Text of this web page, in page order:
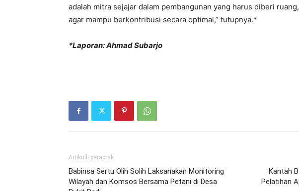
adalah mitra sejajar dalam pembangunan yang harus diberi
agar mampu berkontribusi secara optimal,” tutupnya.*
*Laporan: Ahmad Subarjo
Artikulli paraprak
Babinsa Sertu Olih Solih Laksanakan Monitoring
Wilayah dan Komsos Bersama Petani di Desa
Kantah
Pelatihan